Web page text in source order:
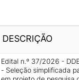
DESCRIÇÃO
Edital n.º 37/2026 -
- Seleção simplificada